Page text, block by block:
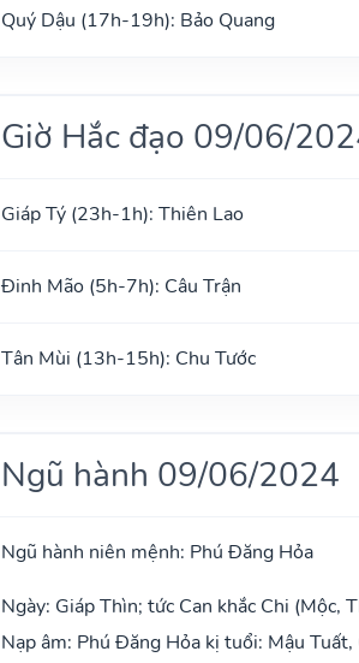
Quý Dậu (17h-19h): Bảo Quang
Giờ Hắc đạo 09/06/
Giáp Tý (23h-1h): Thiên Lao
Đinh Mão (5h-7h): Câu Trận
Tân Mùi (13h-15h): Chu Tước
Ngũ hành 09/06/2024
Ngũ hành niên mệnh: Phú Đăng Hỏa
Ngày: Giáp Thìn; tức Can khắc Chi (Mộc,
Nạp âm: Phú Đăng Hỏa kị tuổi: Mậu Tuất,